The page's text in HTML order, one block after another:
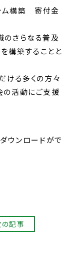
構築 寄付金
のさらなる普及
構築することと
ける多くの方々
の活動にご支援
ウンロードがで
記事